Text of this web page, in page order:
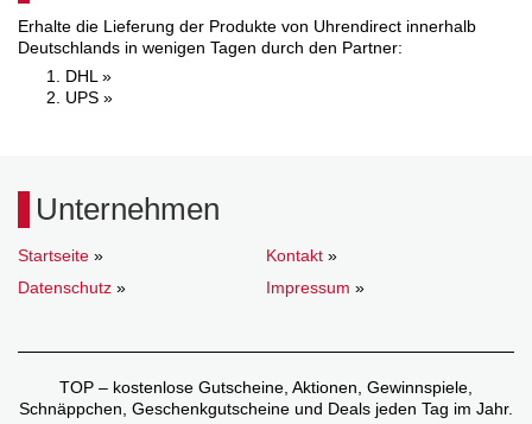
Erhalte die Lieferung der Produkte von Uhrendirect innerhalb
Deutschlands in wenigen Tagen durch den Partner:
DHL »
UPS »
Unternehmen
Startseite » Kontakt »
Datenschutz » Impressum »
TOP – kostenlose Gutscheine, Aktionen, Gewinnspiele,
Schnäppchen, Geschenkgutscheine und Deals jeden Tag im Jahr.